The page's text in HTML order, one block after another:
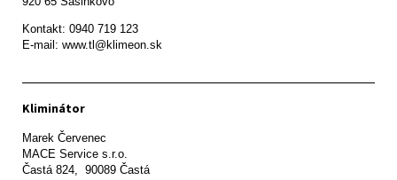
Kontakt: 0940 719 123
E-mail: www.tl@klimeon.sk
Kliminátor
Marek Červenec
MACE Service s.r.o.
Častá 824,  90089 Častá